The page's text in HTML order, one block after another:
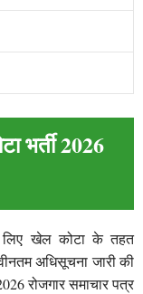
भर्ती 2026
लिए खेल कोटा के तहत
अधिसूचना जारी की
रोजगार समाचार पत्र